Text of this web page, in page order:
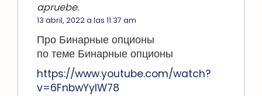
apruebe.
13 abril, 2022 a las 11:37 am
Про Бинарные опционы
по теме Бинарные опционы
https://www.youtube.com/watch?
v=6FnbwYylW78